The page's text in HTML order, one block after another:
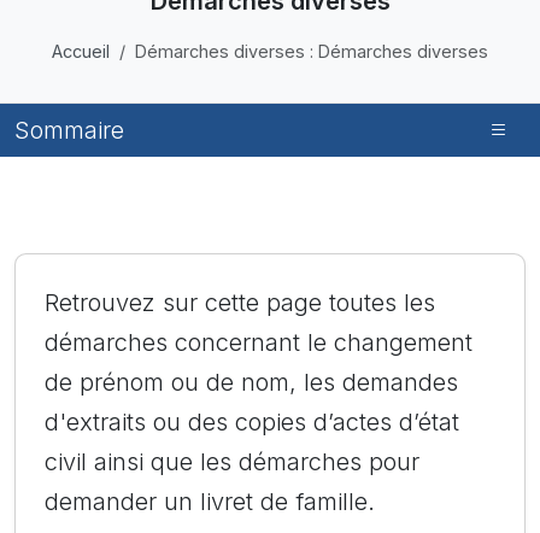
Accueil Démarches diverses : Démarches diverses
Sommaire
Retrouvez sur cette page toutes les
démarches concernant le changement
de prénom ou de nom, les demandes
d'extraits ou des copies d’actes d’état
civil ainsi que les démarches pour
demander un livret de famille.